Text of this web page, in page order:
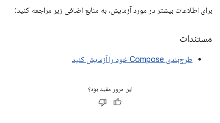
برای اطلاعات بیشتر در مورد آزمایش، به منابع اضافی زیر مراجعه کنید:
مستندات
طرح‌بندی Compose خود را آزمایش کنید
این مرور مفید بود؟